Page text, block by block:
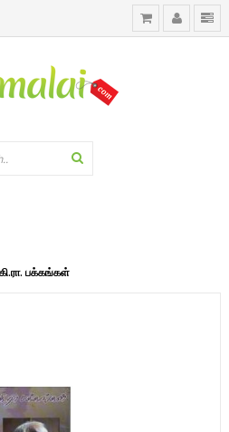
கி.ரா. பக்கங்கள்